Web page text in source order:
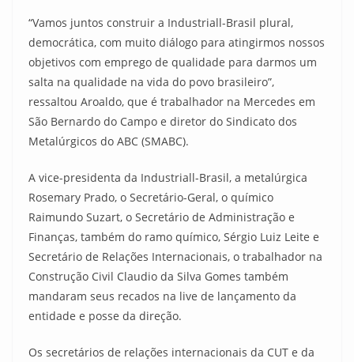
“Vamos juntos construir a Industriall-Brasil plural,
democrática, com muito diálogo para atingirmos nossos
objetivos com emprego de qualidade para darmos um
salta na qualidade na vida do povo brasileiro”,
ressaltou Aroaldo, que é trabalhador na Mercedes em
São Bernardo do Campo e diretor do Sindicato dos
Metalúrgicos do ABC (SMABC).
A vice-presidenta da Industriall-Brasil, a metalúrgica
Rosemary Prado, o Secretário-Geral, o químico
Raimundo Suzart, o Secretário de Administração e
Finanças, também do ramo químico, Sérgio Luiz Leite e
Secretário de Relações Internacionais, o trabalhador na
Construção Civil Claudio da Silva Gomes também
mandaram seus recados na live de lançamento da
entidade e posse da direção.
Os secretários de relações internacionais da CUT e da